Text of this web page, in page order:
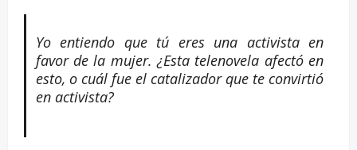
Yo entiendo que tú eres una activista en
favor de la mujer. ¿Esta telenovela afectó en
esto, o cuál fue el catalizador que te convirtió
en activista?